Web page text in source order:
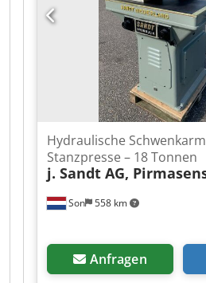
Zustand ohne Garantien
Allgemeinen
Besichtigung und/oder
unverbindlich einen Termin
rufen Sie vorher an – wir
Ort. Van de Wert Trading
5391 LR Nuland
Son 558 km
Hydraulische
Stanzpresse – 18 Tonnen
j. Sandt AG,
Anfragen